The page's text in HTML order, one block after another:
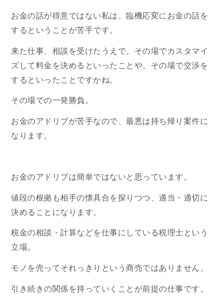
お金の話が得意ではない私は、臨機応変にお金の話を
するということが苦手です。
来た仕事、相談を受けたうえで、その場でカスタマイ
ズして料金を決めるといったことや、その場で交渉を
するといったことですかね。
その場での一発勝負。
お金のアドリブが苦手なので、最悪は持ち帰り案件に
なります。
お金のアドリブは簡単ではないと思っています。
値段の根拠も相手の懐具合を探りつつ、適当・適切に
決めることになります。
税金の相談・計算などを仕事にしている税理士という
立場。
モノを売ってそれっきりという商売ではありません。
引き続きの関係を持っていくことが前提の仕事です。